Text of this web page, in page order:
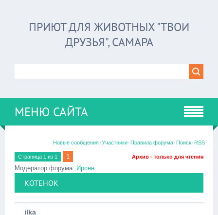
ПРИЮТ ДЛЯ ЖИВОТНЫХ "ТВОИ
ДРУЗЬЯ", САМАРА
МЕНЮ САЙТА
Новые сообщения·Участники·Правила форума·Поиск·RSS
Страница 1 из 1 1 Архив - только для чтения
Модератор форума: Ирсен
КОТЕНОК
ilka